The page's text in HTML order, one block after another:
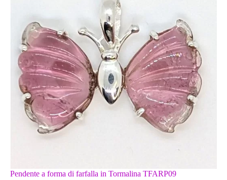
Pendente a forma di farfalla in Tormalina TFARP09